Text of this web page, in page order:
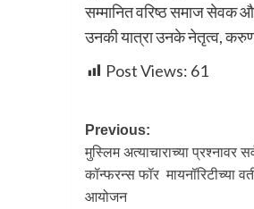
सम्मानित वरिष्ठ समाज सेवक
उनकी यात्रा उनके नेतृत्व,
Post Views: 61
Previous:
मुस्लिम अत्याचाराच्या प्रश्नावर
कॉन्फरन्स फॉर मायनॉरिटीच्या
आयोजन